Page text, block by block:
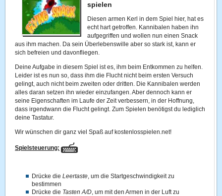
spielen
Diesen armen Kerl in dem Spiel hier, hat es
echt hart getroffen. Kannibalen haben ihn
aufgegriffen und wollen nun einen Snack
aus ihm machen. Da sein Überlebenswille aber so stark ist, kann er
sich befreien und davonfliegen.
Deine Aufgabe in diesem Spiel ist es, ihm beim Entkommen zu helfen.
Leider ist es nun so, dass ihm die Flucht nicht beim ersten Versuch
gelingt, auch nicht beim zweiten oder dritten. Die Kannibalen werden
alles daran setzen ihn wieder einzufangen. Aber dennoch kann er
seine Eigenschaften im Laufe der Zeit verbessern, in der Hoffnung,
dass irgendwann die Flucht gelingt. Zum Spielen benötigst du lediglich
deine Tastatur.
Wir wünschen dir ganz viel Spaß auf kostenlosspielen.net!
Spielsteuerung:
Drücke die Leertaste, um die Startgeschwindigkeit zu
bestimmen
Drücke die Tasten A/D, um mit den Armen in der Luft zu